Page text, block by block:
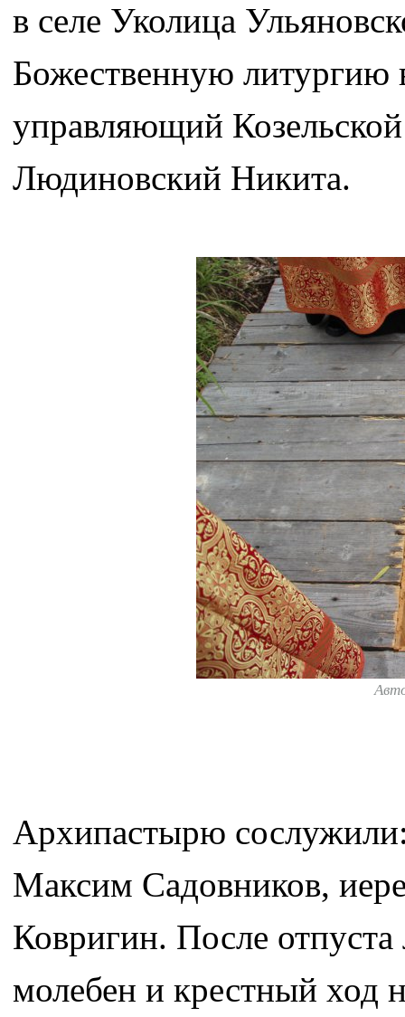
в селе Уколица
Божественную литургию
управляющий
Людиновский Никита.
Архипастырю
Максим Садовников,
Ковригин. После
молебен и крестный ход